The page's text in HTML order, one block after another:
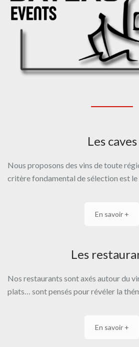
Les caves
Nous proposons des vins de toute
critère fondamental de sélection est le
En savoir +
Les
Nos restaurants sont axés autour du
plats… sont pensés pour révéler la
En savoir +